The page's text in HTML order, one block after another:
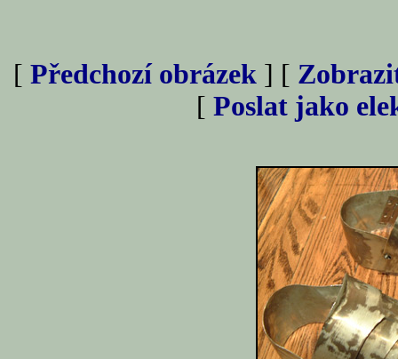
[ Předchozí obrázek ] [
[ Poslat jako